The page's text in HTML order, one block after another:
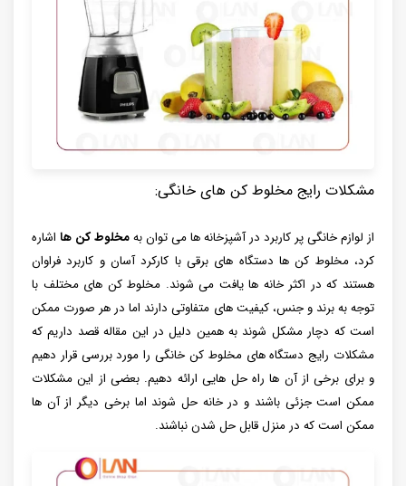
مشکلات رایج مخلوط کن های خانگی:
از لوازم خانگی پر کاربرد در آشپزخانه ها می توان بهمخلوط کن ها اشاره
کرد، مخلوط کن ها دستگاه های برقی با کارکرد آسان و کاربرد فراوان
هستند که در اکثر خانه ها یافت می شوند. مخلوط کن های مختلف با
توجه به برند و جنس، کیفیت های متفاوتی دارند اما در هر صورت ممکن
است که دچار مشکل شوند به همین دلیل در این مقاله قصد داریم که
مشکلات رایج دستگاه های مخلوط کن خانگی را مورد بررسی قرار دهیم
و برای برخی از آن ها راه حل هایی ارائه دهیم. بعضی از این مشکلات
ممکن است جزئی باشند و در خانه حل شوند اما برخی دیگر از آن ها
ممکن است که در منزل قابل حل شدن نباشند.